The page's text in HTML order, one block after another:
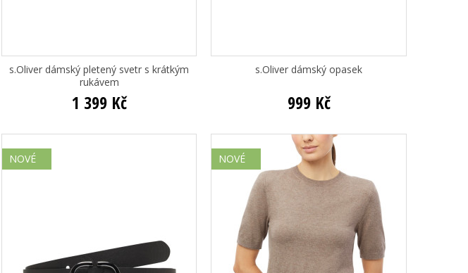
s.Oliver dámský pletený svetr s krátkým
rukávem
1 399 Kč
s.Oliver dámský opasek
999 Kč
NOVÉ NOVÉ